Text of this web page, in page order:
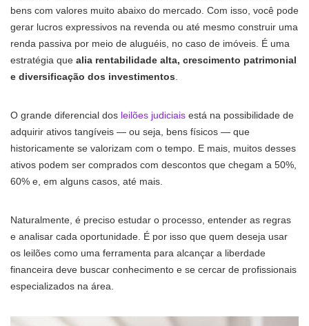
bens com valores muito abaixo do mercado. Com isso, você pode
gerar lucros expressivos na revenda ou até mesmo construir uma
renda passiva por meio de aluguéis, no caso de imóveis. É uma
estratégia que alia rentabilidade alta, crescimento patrimonial
e diversificação dos investimentos
O grande diferencial dos leilões judiciais está na possibilidade de
adquirir ativos tangíveis — ou seja, bens físicos — que
historicamente se valorizam com o tempo. E mais, muitos desses
ativos podem ser comprados com descontos que chegam a 50%,
60% e, em alguns casos, até mais.
Naturalmente, é preciso estudar o processo, entender as regras
e analisar cada oportunidade. É por isso que quem deseja usar
os leilões como uma ferramenta para alcançar a liberdade
financeira deve buscar conhecimento e se cercar de profissionais
especializados na área.